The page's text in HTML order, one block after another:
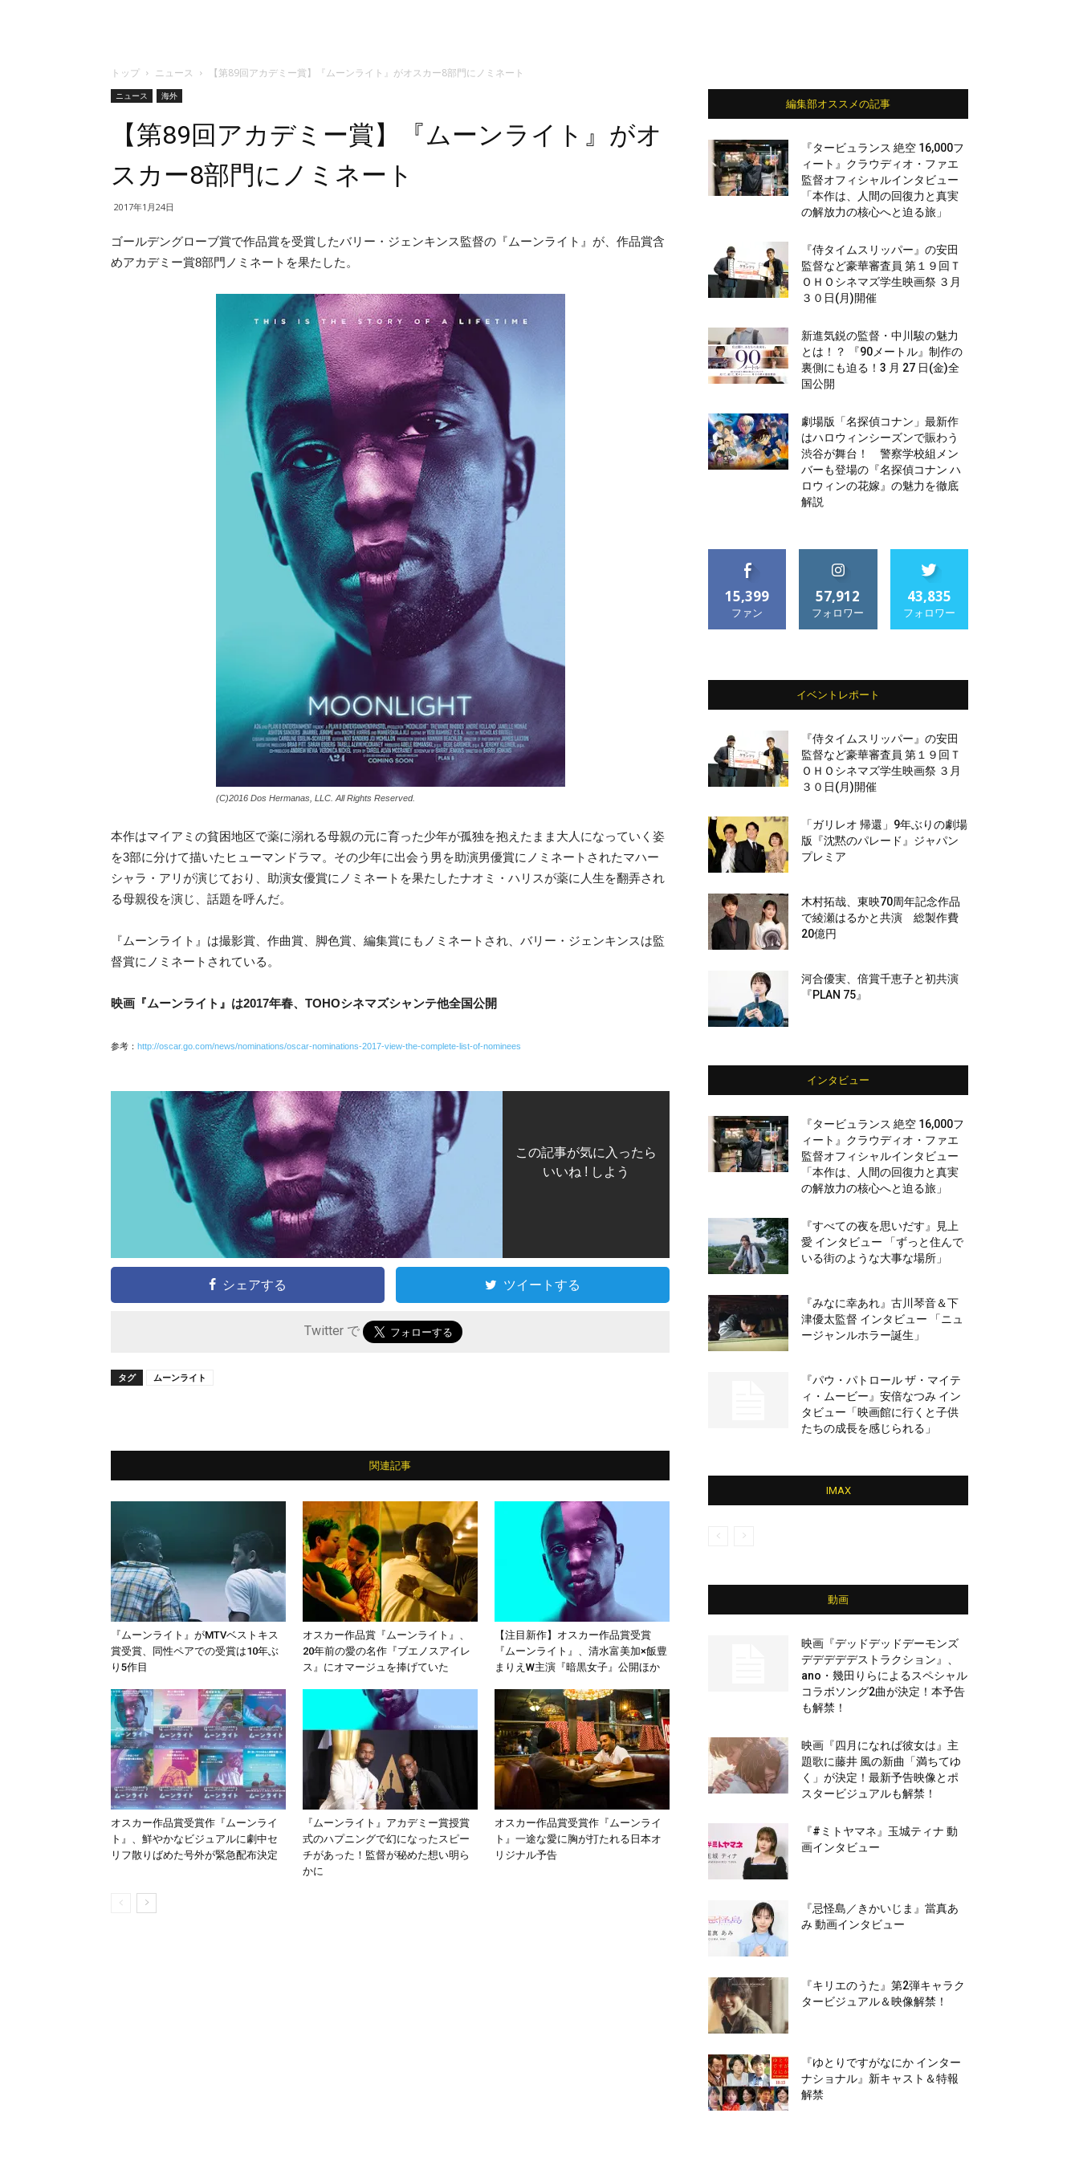
トップ ニュース 【第89回アカデミー賞】『ムーンライト』がオスカー8部門にノミネート
ニュース 海外
【第89回アカデミー賞】『ムーンライト』がオ
スカー8部門にノミネート
2017年1月24日
ゴールデングローブ賞で作品賞を受賞したバリー・ジェンキンス監督の『ムーンライト』が、作品賞含
めアカデミー賞8部門ノミネートを果たした。
(C)2016 Dos Hermanas, LLC. All Rights Reserved.
本作はマイアミの貧困地区で薬に溺れる母親の元に育った少年が孤独を抱えたまま大人になっていく姿
を3部に分けて描いたヒューマンドラマ。その少年に出会う男を助演男優賞にノミネートされたマハー
シャラ・アリが演じており、助演女優賞にノミネートを果たしたナオミ・ハリスが薬に人生を翻弄され
る母親役を演じ、話題を呼んだ。
『ムーンライト』は撮影賞、作曲賞、脚色賞、編集賞にもノミネートされ、バリー・ジェンキンスは監
督賞にノミネートされている。
映画『ムーンライト』は2017年春、TOHOシネマズシャンテ他全国公開
参考： http://oscar.go.com/news/nominations/oscar-nominations-2017-view-the-complete-list-of-nominees
この記事が気に入ったら
いいね ! しよう
シェアする ツイートする
Twitter で
タグ ムーンライト
関連記事
『ムーンライト』がMTVベストキス
賞受賞、同性ペアでの受賞は10年ぶ
り5作目
オスカー作品賞『ムーンライト』、
20年前の愛の名作『ブエノスアイレ
ス』にオマージュを捧げていた
【注目新作】オスカー作品賞受賞
『ムーンライト』、清水富美加×飯豊
まりえW主演『暗黒女子』公開ほか
オスカー作品賞受賞作『ムーンライ
ト』、鮮やかなビジュアルに劇中セ
リフ散りばめた号外が緊急配布決定
『ムーンライト』アカデミー賞授賞
式のハプニングで幻になったスピー
チがあった！監督が秘めた想い明ら
かに
オスカー作品賞受賞作『ムーンライ
ト』一途な愛に胸が打たれる日本オ
リジナル予告
編集部オススメの記事
『タービュランス 絶空 16,000フ
ィート』クラウディオ・ファエ
監督オフィシャルインタビュー
「本作は、人間の回復力と真実
の解放力の核心へと迫る旅」
『侍タイムスリッパー』の安田
監督など豪華審査員 第１９回Ｔ
ＯＨＯシネマズ学生映画祭 ３月
３０日(月)開催
新進気鋭の監督・中川駿の魅力
とは！？ 『90メートル』制作の
裏側にも迫る！3 月 27 日(金)全
国公開
劇場版「名探偵コナン」最新作
はハロウィンシーズンで賑わう
渋谷が舞台！ 警察学校組メン
バーも登場の『名探偵コナン ハ
ロウィンの花嫁』の魅力を徹底
解説
15,399
ファン
57,912
フォロワー
43,835
フォロワー
イベントレポート
『侍タイムスリッパー』の安田
監督など豪華審査員 第１９回Ｔ
ＯＨＯシネマズ学生映画祭 ３月
３０日(月)開催
「ガリレオ 帰還」9年ぶりの劇場
版『沈黙のパレード』ジャパン
プレミア
木村拓哉、東映70周年記念作品
で綾瀬はるかと共演 総製作費
20億円
河合優実、倍賞千恵子と初共演
『PLAN 75』
インタビュー
『タービュランス 絶空 16,000フ
ィート』クラウディオ・ファエ
監督オフィシャルインタビュー
「本作は、人間の回復力と真実
の解放力の核心へと迫る旅」
『すべての夜を思いだす』見上
愛 インタビュー 「ずっと住んで
いる街のような大事な場所」
『みなに幸あれ』古川琴音＆下
津優太監督 インタビュー 「ニュ
ージャンルホラー誕生」
『パウ・パトロール ザ・マイテ
ィ・ムービー』安倍なつみ イン
タビュー「映画館に行くと子供
たちの成長を感じられる」
IMAX
動画
映画『デッドデッドデーモンズ
デデデデデストラクション』、
ano・幾田りらによるスペシャル
コラボソング2曲が決定！本予告
も解禁！
映画『四月になれば彼女は』主
題歌に藤井 風の新曲「満ちてゆ
く」が決定！最新予告映像とポ
スタービジュアルも解禁！
『#ミトヤマネ』玉城ティナ 動
画インタビュー
『忌怪島／きかいじま』當真あ
み 動画インタビュー
『キリエのうた』第2弾キャラク
タービジュアル＆映像解禁！
『ゆとりですがなにか インター
ナショナル』新キャスト＆特報
解禁